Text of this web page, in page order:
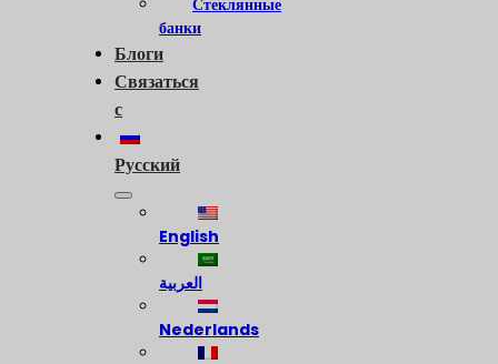
Стеклянные
банки
Блоги
Связаться
с
Русский
English
العربية
Nederlands